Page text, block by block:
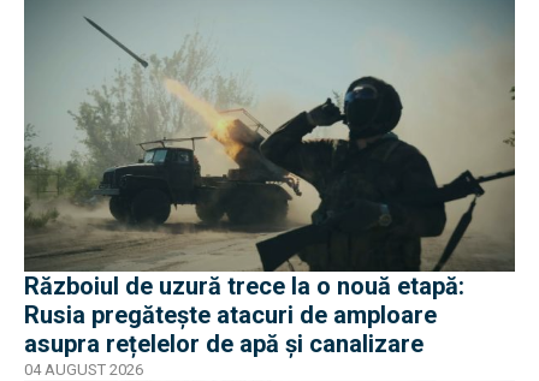
Războiul de uzură trece la o nouă etapă:
Rusia pregătește atacuri de amploare
asupra rețelelor de apă și canalizare
04 AUGUST 2026